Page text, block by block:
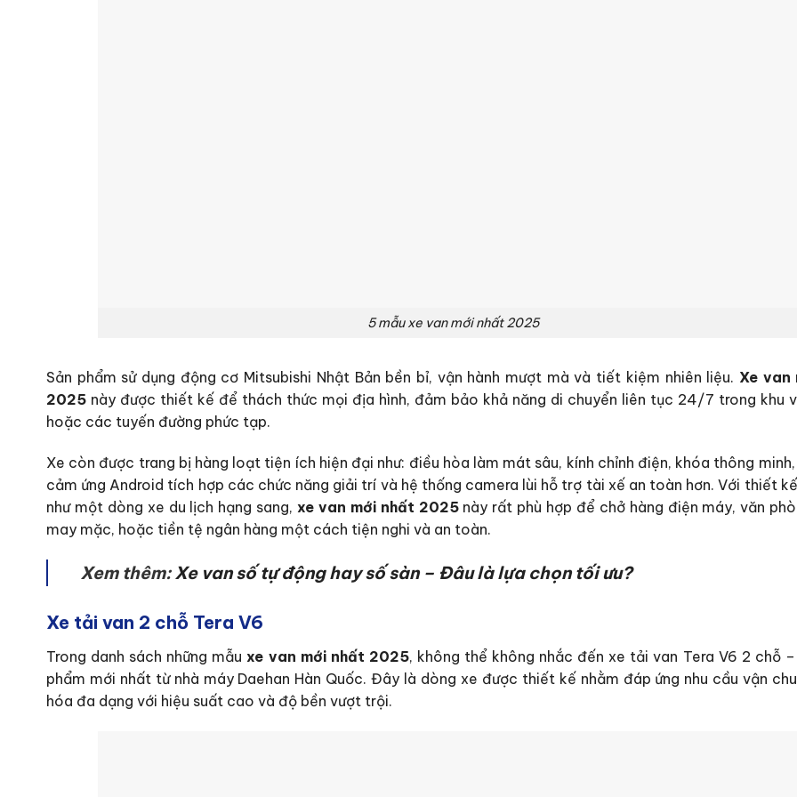
5 mẫu xe van mới nhất 2025
Sản phẩm sử dụng động cơ Mitsubishi Nhật Bản bền bỉ, vận hành mượt mà và tiết kiệm nhiên liệu. Xe van
2025 này được thiết kế để thách thức mọi địa hình, đảm bảo khả năng di chuyển liên tục 24/7 trong khu
hoặc các tuyến đường phức tạp.
Xe còn được trang bị hàng loạt tiện ích hiện đại như: điều hòa làm mát sâu, kính chỉnh điện, khóa thông minh,
cảm ứng Android tích hợp các chức năng giải trí và hệ thống camera lùi hỗ trợ tài xế an toàn hơn. Với thiết
như một dòng xe du lịch hạng sang, xe van mới nhất 2025này rất phù hợp để chở hàng điện máy, văn
may mặc, hoặc tiền tệ ngân hàng một cách tiện nghi và an toàn.
Xem thêm:Xe van số tự động hay số sàn – Đâu là lựa chọn tối ưu?
Xe tải van 2 chỗ Tera V6
Trong danh sách những mẫuxe van mới nhất 2025, không thể không nhắc đến xe tải van Tera V6 2 chỗ
phẩm mới nhất từ nhà máy Daehan Hàn Quốc. Đây là dòng xe được thiết kế nhằm đáp ứng nhu cầu vận
hóa đa dạng với hiệu suất cao và độ bền vượt trội.